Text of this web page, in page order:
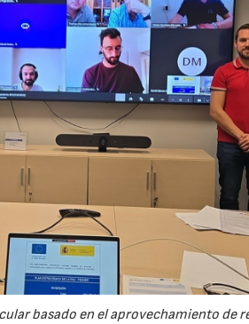
basado en el aprovechamiento de